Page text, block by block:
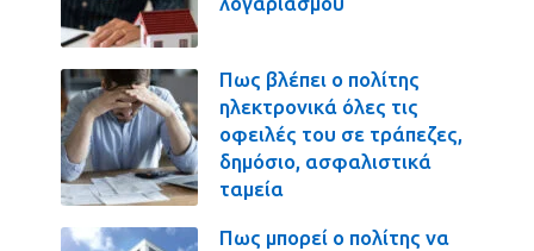
Πως βλέπει ο πολίτης
ηλεκτρονικά όλες τις
οφειλές του σε τράπεζες,
δημόσιο, ασφαλιστικά
ταμεία
Πως μπορεί ο πολίτης να